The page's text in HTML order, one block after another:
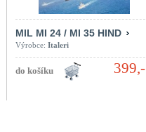
MIL MI 24 / MI 35 HIND
Výrobce: Italeri
399,-